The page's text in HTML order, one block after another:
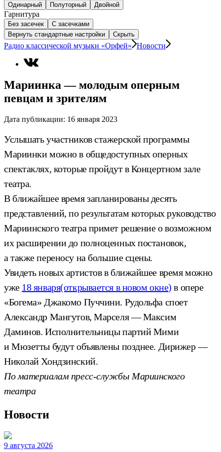
Одинарный Полуторный Двойной
Гарнитура
Без засечек
С засечками
Вернуть стандартные настройки
Скрыть
Радио классической музыки «Орфей» Новости
Мариинка — молодым оперным
певцам и зрителям
Дата публикации: 16 января 2023
Услышать участников стажерской программы
Мариинки можно в общедоступных оперных
спектаклях, которые пройдут в Концертном зале
театра.
В ближайшее время запланированы десять
представлений, по результатам которых руководство
Мариинского театра примет решение о возможном
их расширении до полноценных постановок,
а также переносу на большие сцены.
Увидеть новых артистов в ближайшее время можно
уже 18 января(открывается в новом окне) в опере
«Богема» Джакомо Пуччини. Рудольфа споет
Александр Мангутов, Марселя — Максим
Даминов. Исполнительницы партий Мими
и Мюзетты будут объявлены позднее. Дирижер —
Николай Хондзинский.
По материалам пресс-службы Мариинского
театра
Новости
9 августа 2026